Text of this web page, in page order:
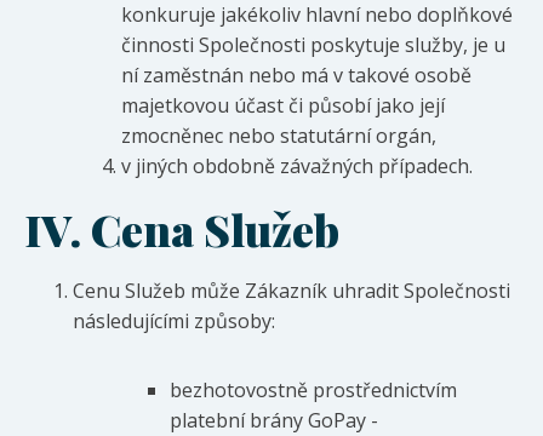
konkuruje jakékoliv hlavní nebo doplňkové
činnosti Společnosti poskytuje služby, je u
ní zaměstnán nebo má v takové osobě
majetkovou účast či působí jako její
zmocněnec nebo statutární orgán,
v jiných obdobně závažných případech.
IV. Cena Služeb
Cenu Služeb může Zákazník uhradit Společnosti
následujícími způsoby:
bezhotovostně prostřednictvím
platební brány GoPay -